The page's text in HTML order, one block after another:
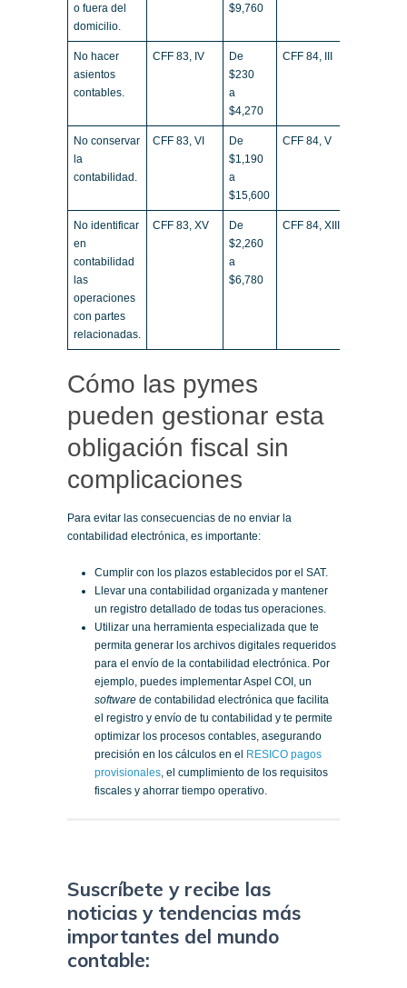
o fuera del
domicilio.
$9,760
No hacer
asientos
contables.
CFF 83, IV
De
$230
a
$4,270
CFF 84, III
No conservar
la
contabilidad.
CFF 83, VI
De
$1,190
a
$15,600
CFF 84, V
No identificar
en
contabilidad
las
operaciones
con partes
relacionadas.
CFF 83, XV
De
$2,260
a
$6,780
CFF 84, XIII
Cómo las pymes
pueden gestionar esta
obligación fiscal sin
complicaciones
Para evitar las consecuencias de no enviar la
contabilidad electrónica, es importante:
Cumplir con los plazos establecidos por el SAT.
Llevar una contabilidad organizada y mantener
un registro detallado de todas tus operaciones.
Utilizar una herramienta especializada que te
permita generar los archivos digitales requeridos
para el envío de la contabilidad electrónica. Por
ejemplo, puedes implementar Aspel COI, un
software de contabilidad electrónica que facilita
el registro y envío de tu contabilidad y te permite
optimizar los procesos contables, asegurando
precisión en los cálculos en el RESICO pagos
provisionales , el cumplimiento de los requisitos
fiscales y ahorrar tiempo operativo.